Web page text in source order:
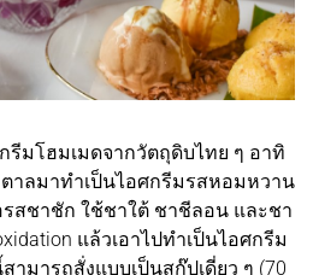
รีมโฮมเมดจากวัตถุดิบไทย ๆ อาทิ
าลมาทำเป็นไอศกรีมรสหอมหวาน
สชาชัก ใช้ชาใต้ ชาชีลอน และชา
แล้วเอาไปทำเป็นไอศกรีม
ามารถสั่งแบบเป็นสกู๊ปเดี่ยว ๆ (70